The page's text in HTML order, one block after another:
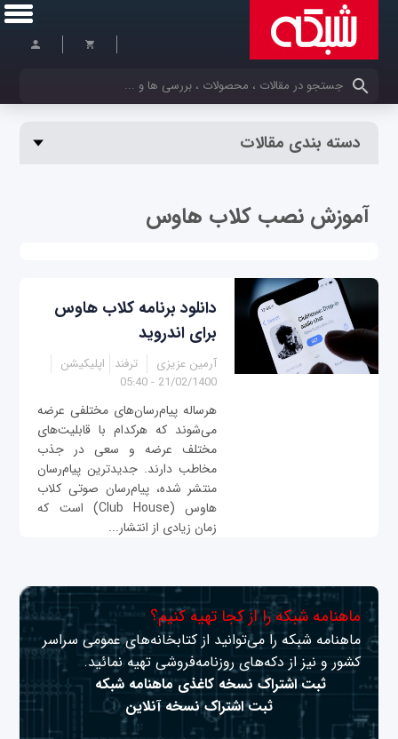
کلمات کلیدی خود را وارد کنید
دسته بندی مقالات
آموزش نصب کلاب هاوس
دانلود برنامه کلاب هاوس
برای اندروید
آرمین عزیزی ترفند
اپلیکیشن
21/02/1400 - 05:40
هرساله پیام‌رسان‌های مختلفی عرضه
می‌شوند که هرکدام با قابلیت‌های
مختلف عرضه و سعی در جذب
مخاطب دارند. جدیدترین پیام‌رسان
منتشر شده، پیام‌رسان صوتی کلاب
هاوس (Club House) است که
زمان زیادی از انتشار...
ماهنامه شبکه را از کجا تهیه کنیم؟
ماهنامه شبکه را می‌توانید از کتابخانه‌های عمومی سراسر
کشور و نیز از دکه‌های روزنامه‌فروشی تهیه نمائید.
ثبت اشتراک نسخه کاغذی ماهنامه شبکه
ثبت اشتراک نسخه آنلاین